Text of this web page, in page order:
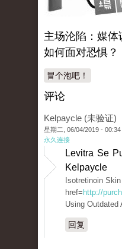
主场沦陷：媒体
如何面对恐惧？
冒个泡吧！
评论
Kelpaycle (未验证)
星期二, 06/04/2019 - 00:34
永久连接
Levitra Se
Kelpaycle
Isotretinoin
href= http://
Using Outdated
回复